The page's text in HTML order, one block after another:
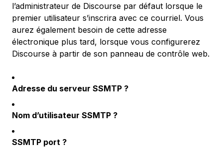
l’administrateur de Discourse par défaut lorsque le
premier utilisateur s’inscrira avec ce courriel. Vous
aurez également besoin de cette adresse
électronique plus tard, lorsque vous configurerez
Discourse à partir de son panneau de contrôle web.
Adresse du serveur SSMTP ?
Nom d’utilisateur SSMTP ?
SSMTP port ?